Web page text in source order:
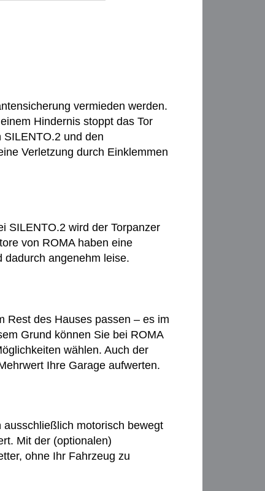
vermieden werden.
Hindernis stoppt das Tor
und den
Verletzung durch Einklemmen
SILENTO.2 wird der Torpanzer
von ROMA haben eine
dadurch angenehm leise.
Rest des Hauses passen – es im
Grund können Sie bei ROMA
wählen. Auch der
Ihre Garage aufwerten.
motorisch bewegt
Mit der (optionalen)
ohne Ihr Fahrzeug zu